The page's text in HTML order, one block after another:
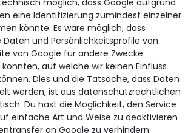
möglich, dass Google aufgrund
eine Identifizierung zumindest einzelner
könnte. Es wäre möglich, dass
und Persönlichkeitsprofile von
von Google für andere Zwecke
auf welche wir keinen Einfluss
Dies und die Tatsache, dass Daten
werden, ist aus datenschutzrechtlichen
Du hast die Möglichkeit, den Service
einfache Art und Weise zu deaktivieren
an Google zu verhindern: